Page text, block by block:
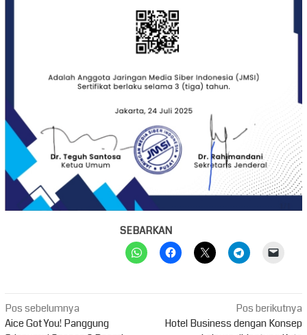
SEBARKAN
Navigasi
Pos sebelumnya
Aice Got You! Panggung
Pos berikutnya
Hotel Business dengan Konsep